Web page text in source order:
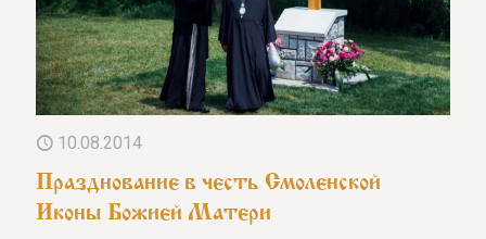
10.08.2014
Празднование в честь Смоленской
Иконы Божией Матери